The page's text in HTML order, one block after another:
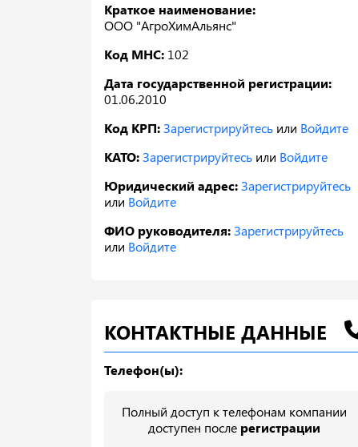
Краткое наименование:
ООО "АгроХимАльянс"
Код МНС: 102
Дата государственной регистрации:
01.06.2010
Код КРП:Зарегистрируйтесь или Войдите
КАТО:Зарегистрируйтесь или Войдите
Юридический адрес:Зарегистрируйтесь
или Войдите
ФИО руководителя:Зарегистрируйтесь
или Войдите
КОНТАКТНЫЕ ДАННЫЕ
Телефон(ы):
Полный доступ к телефонам компании
доступен после регистрации